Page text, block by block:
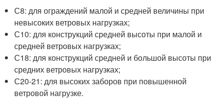
С8: для ограждений малой и средней величины при
невысоких ветровых нагрузках;
С10: для конструкций средней высоты при малой и
средней ветровых нагрузках;
С18: для конструкций средней и большой высоты при
средних ветровых нагрузках;
С20-21: для высоких заборов при повышенной
ветровой нагрузке.